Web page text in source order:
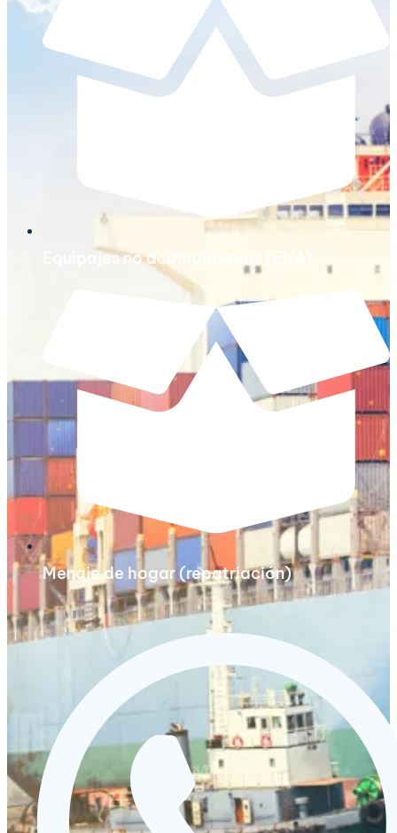
Equipajes no acompañados (ENA)
Menaje de hogar (repatriación)